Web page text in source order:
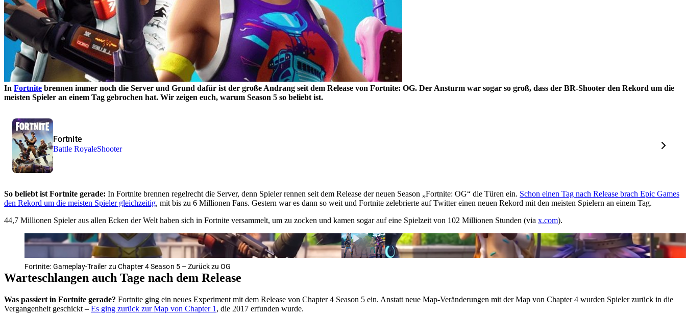
In Fortnite brennen immer noch die Server und Grund dafür ist der große Andrang seit dem Release von Fortnite: OG. Der Ansturm war sogar so groß, dass der BR-Shooter den Rekord um die
meisten Spieler an einem Tag gebrochen hat. Wir zeigen euch, warum Season 5 so beliebt ist.
Fortnite
Battle RoyaleShooter
So beliebt ist Fortnite gerade: In Fortnite brennen regelrecht die Server, denn Spieler rennen seit dem Release der neuen Season „Fortnite: OG“ die Türen ein. Schon einen Tag nach Release brach Epic Games
den Rekord um die meisten Spieler gleichzeitig, mit bis zu 6 Millionen Fans. Gestern war es dann so weit und Fortnite zelebrierte auf Twitter einen neuen Rekord mit den meisten Spielern an einem Tag.
44,7 Millionen Spieler aus allen Ecken der Welt haben sich in Fortnite versammelt, um zu zocken und kamen sogar auf eine Spielzeit von 102 Millionen Stunden (via x.com).
Fortnite: Gameplay-Trailer zu Chapter 4 Season 5 – Zurück zu OG
Warteschlangen auch Tage nach dem Release
Was passiert in Fortnite gerade? Fortnite ging ein neues Experiment mit dem Release von Chapter 4 Season 5 ein. Anstatt neue Map-Veränderungen mit der Map von Chapter 4 wurden Spieler zurück in die
Vergangenheit geschickt – Es ging zurück zur Map von Chapter 1 , die 2017 erfunden wurde.